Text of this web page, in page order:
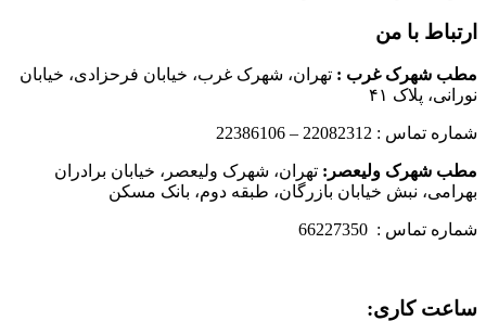
ارتباط با من
مطب شهرک غرب : تهران، شهرک غرب، خیابان فرحزادی، خیابان
نورانی، پلاک ۴۱
شماره تماس : 22082312 – 22386106
مطب شهرک ولیعصر: تهران، شهرک ولیعصر، خیابان برادران
بهرامی، نبش خیابان بازرگان، طبقه دوم، بانک مسکن
شماره تماس : 66227350
ساعت کاری: